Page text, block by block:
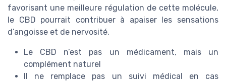
favorisant une meilleure régulation de cette molécule,
le CBD pourrait contribuer à apaiser les sensations
d’angoisse et de nervosité.
Le CBD n’est pas un médicament, mais un
complément naturel
Il ne remplace pas un suivi médical en cas